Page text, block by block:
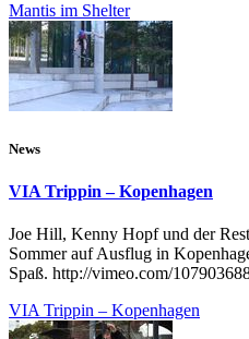
Mantis im Shelter
News
VIA Trippin – Kopenhagen
Joe Hill, Kenny Hopf und der
Sommer auf Ausflug in
Spaß. http://vimeo.com/
VIA Trippin – Kopenhagen